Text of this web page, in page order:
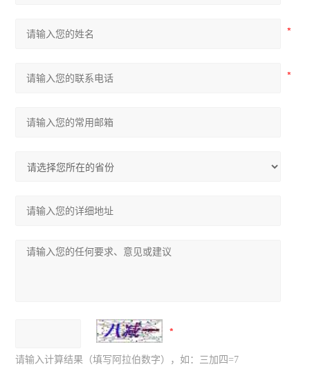
荧光显微镜
请输入计算结果（填写阿拉伯数字），如：三加四=7